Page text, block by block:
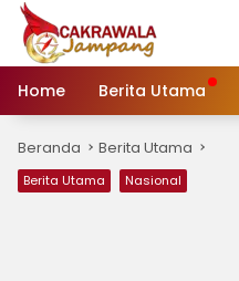
Langsung
konten
Home
Berita Utama
Beranda Berita Utama
Berita Utama Nasional